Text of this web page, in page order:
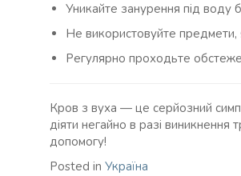
Уникайте занурення під воду
Не використовуйте предмети,
Регулярно проходьте
Кров з вуха — це серйозний
діяти негайно в разі виникнення
допомогу!
Posted in Україна